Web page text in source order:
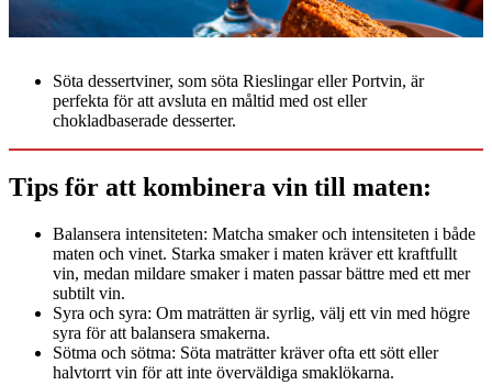
Söta dessertviner, som söta Rieslingar eller Portvin, är
perfekta för att avsluta en måltid med ost eller
chokladbaserade desserter.
Tips för att kombinera vin till maten:
Balansera intensiteten: Matcha smaker och intensiteten i både
maten och vinet. Starka smaker i maten kräver ett kraftfullt
vin, medan mildare smaker i maten passar bättre med ett mer
subtilt vin.
Syra och syra: Om maträtten är syrlig, välj ett vin med högre
syra för att balansera smakerna.
Sötma och sötma: Söta maträtter kräver ofta ett sött eller
halvtorrt vin för att inte överväldiga smaklökarna.